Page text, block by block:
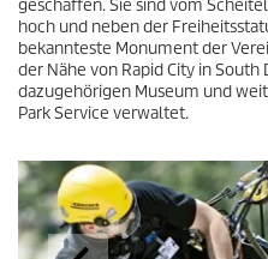
geschaffen. Sie sind vom
hoch und neben der
bekannteste Monument der
der Nähe von Rapid City in
dazugehörigen Museum und
Park Service verwaltet.